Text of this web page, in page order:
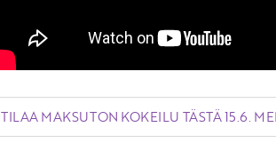
TILAA MAKSUTON KOKEILU TÄSTÄ 15.6.